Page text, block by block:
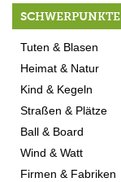
SCHWERPUNKTE
Tuten & Blasen
Heimat & Natur
Kind & Kegeln
Straßen & Plätze
Ball & Board
Wind & Watt
Firmen & Fabriken